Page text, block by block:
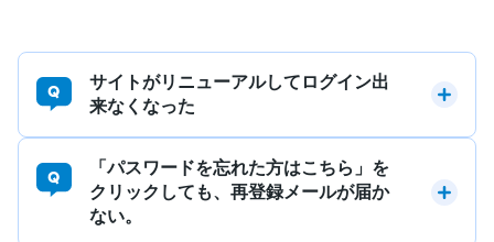
サイトがリニューアルしてログイン出
来なくなった
「パスワードを忘れた方はこちら」を
クリックしても、再登録メールが届か
ない。